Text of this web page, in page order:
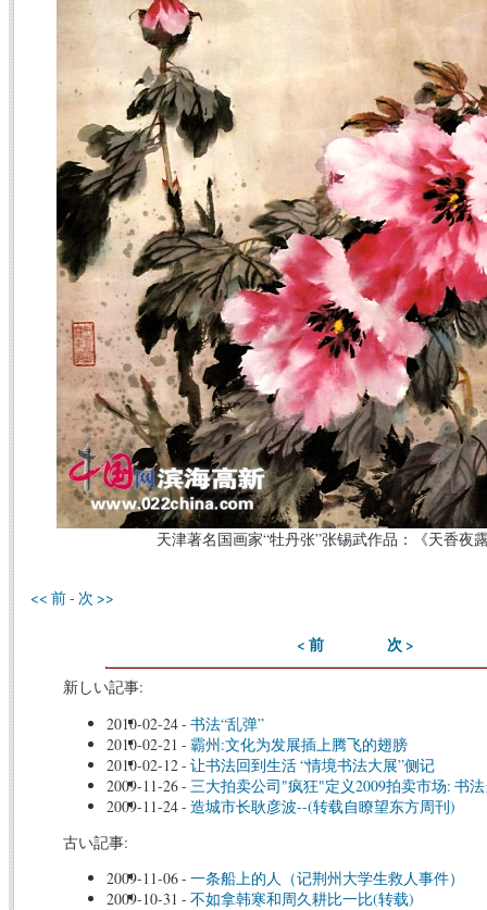
天津著名国画家“牡丹张”张锡武作品：《天香夜
<< 前- 次 >>
< 前 次 >
新しい記事:
2010-02-24- 书法“乱弹”
2010-02-21 - 霸州:文化为发展插上腾飞的翅膀
2010-02-12- 让书法回到生活 “情境书法大展”侧记
2009-11-26- 三大拍卖公司"疯狂"定义2009拍卖市场: 书
2009-11-24- 造城市长耿彦波--(转载自瞭望东方周刊)
古い記事:
2009-11-06- 一条船上的人（记荆州大学生救人事件）
2009-10-31 - 不如拿韩寒和周久耕比一比(转载)